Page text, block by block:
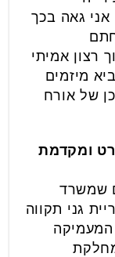
גאה בכך
רצון אמיתי
מיזמים
של אורח
ומקדמת
שמשרד
גני תקווה
המעמיקה